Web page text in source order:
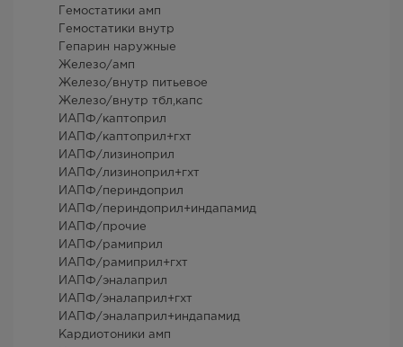
Гемостатики амп
Гемостатики внутр
Гепарин наружные
Железо/амп
Железо/внутр питьевое
Железо/внутр тбл,капс
ИАПФ/каптоприл
ИАПФ/каптоприл+гхт
ИАПФ/лизиноприл
ИАПФ/лизиноприл+гхт
ИАПФ/периндоприл
ИАПФ/периндоприл+индапамид
ИАПФ/прочие
ИАПФ/рамиприл
ИАПФ/рамиприл+гхт
ИАПФ/эналаприл
ИАПФ/эналаприл+гхт
ИАПФ/эналаприл+индапамид
Кардиотоники амп